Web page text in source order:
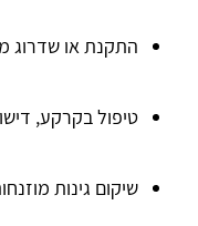
התקנת או שדרוג
טיפול בקרקע,
שיקום גינות